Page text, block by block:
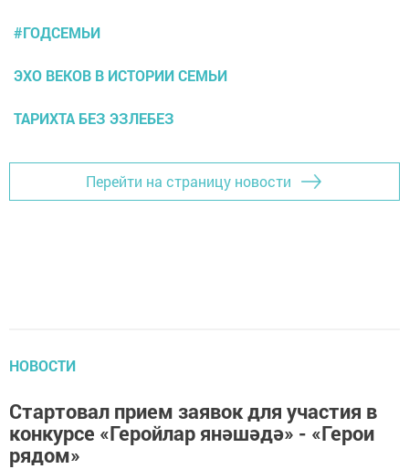
#ГОДСЕМЬИ
ЭХО ВЕКОВ В ИСТОРИИ СЕМЬИ
ТАРИХТА БЕЗ ЭЗЛЕБЕЗ
Перейти на страницу новости
НОВОСТИ
Стартовал прием заявок для участия в
конкурсе «Геройлар янәшәдә» - «Герои
рядом»